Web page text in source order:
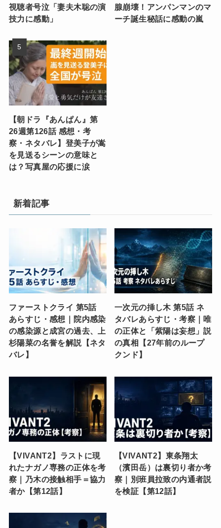
視聴者号泣「妻夫木聡の演
技力に感動」
腺崩壊！アンパンマンのマ
ーチ誕生秘話に感動の嵐
【朝ドラ『あんぱん』第
26週第126話 感想・考
察・ネタバレ】登美子が嵩
を見送るシーンの意味と
は？写真屋の応援に涙
新着記事
ファーストクライ 第5話
あらすじ・感想｜院内感染
の感染源と成宮の過去、上
杉陽菜の名誉を解説【ネタ
バレ】
一次元の挿し木 第5話 ネ
タバレあらすじ・考察｜唯
の正体と「紫陽は妄想」説
の真相【27年前のループ
クンド】
【VIVANT2】ラストに現
れたナガノ専務の正体を考
察｜乃木の接触相手＝協力
者か【第12話】
【VIVANT2】東条翔太
（濱田岳）は裏切り者か考
察｜別班員拉致の内通者説
を検証【第12話】